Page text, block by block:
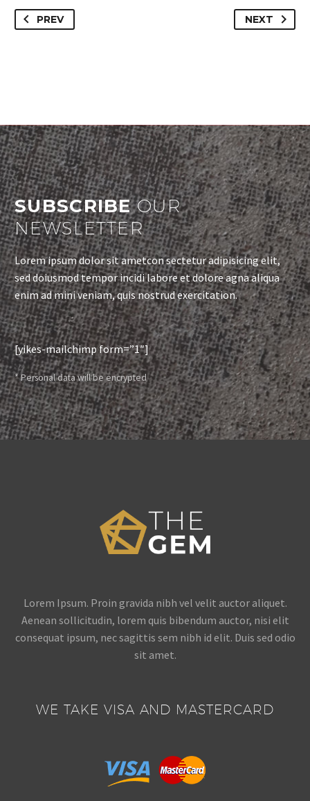
PREV NEXT
SUBSCRIBEOUR
NEWSLETTER
Lorem ipsum dolor sit ametcon sectetur adipisicing elit,
sed doiusmod tempor incidi labore et dolore agna aliqua
enim ad mini veniam, quis nostrud exercitation.
[yikes-mailchimp form=”1″]
* Personal data will be encrypted
Lorem Ipsum. Proin gravida nibh vel velit auctor aliquet.
Aenean sollicitudin, lorem quis bibendum auctor, nisi elit
consequat ipsum, nec sagittis sem nibh id elit. Duis sed odio
sit amet.
WE TAKE VISA AND MASTERCARD